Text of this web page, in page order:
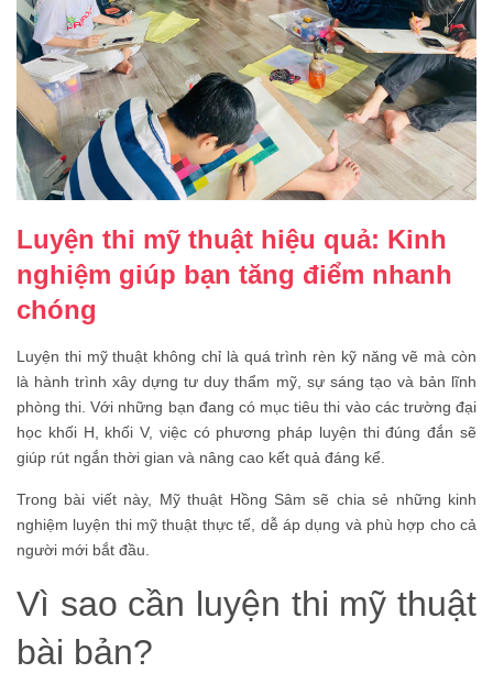
Luyện thi mỹ thuật hiệu quả: Kinh
nghiệm giúp bạn tăng điểm nhanh
chóng
Luyện thi mỹ thuật không chỉ là quá trình rèn kỹ năng vẽ mà còn
là hành trình xây dựng tư duy thẩm mỹ, sự sáng tạo và bản lĩnh
phòng thi. Với những bạn đang có mục tiêu thi vào các trường đại
học khối H, khối V, việc có phương pháp luyện thi đúng đắn sẽ
giúp rút ngắn thời gian và nâng cao kết quả đáng kể.
Trong bài viết này, Mỹ thuật Hồng Sâm sẽ chia sẻ những kinh
nghiệm luyện thi mỹ thuật thực tế, dễ áp dụng và phù hợp cho cả
người mới bắt đầu.
Vì sao cần luyện thi mỹ thuật
bài bản?